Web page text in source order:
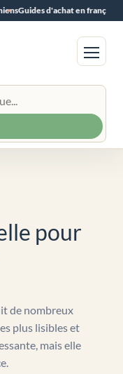
Guides d'achat en français
Menu
pour
de nombreux
plus lisibles et
mais elle